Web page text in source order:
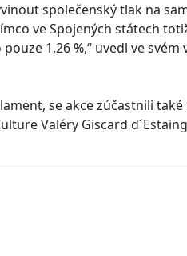
společenský tlak na
ve Spojených státech
1,26 %,“ uvedl ve svém
se akce zúčastnili také
Valéry Giscard